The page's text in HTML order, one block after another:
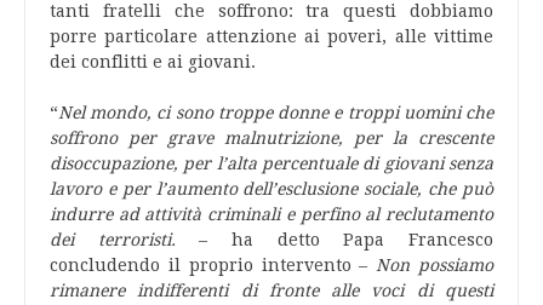
tanti fratelli che soffrono: tra questi dobbiamo
porre particolare attenzione ai poveri, alle vittime
dei conflitti e ai giovani.
“Nel mondo, ci sono troppe donne e troppi uomini che
soffrono per grave malnutrizione, per la crescente
disoccupazione, per l’alta percentuale di giovani senza
lavoro e per l’aumento dell’esclusione sociale, che può
indurre ad attività criminali e perfino al reclutamento
dei terroristi. – ha detto Papa Francesco
concludendo il proprio intervento – Non possiamo
rimanere indifferenti di fronte alle voci di questi